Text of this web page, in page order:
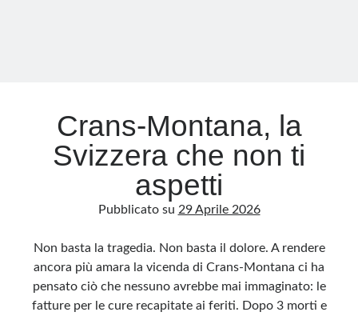
Crans-Montana, la
Svizzera che non ti
aspetti
Pubblicato su 29 Aprile 2026
Non basta la tragedia. Non basta il dolore. A rendere
ancora più amara la vicenda di Crans-Montana ci ha
pensato ciò che nessuno avrebbe mai immaginato: le
fatture per le cure recapitate ai feriti. Dopo 3 morti e